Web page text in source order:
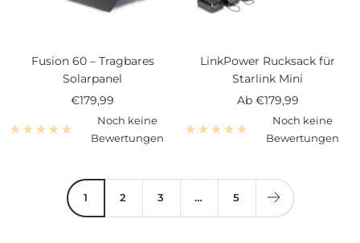
Fusion 60 – Tragbares
Solarpanel
Angebotspreis
€179,99
Noch keine
Bewertungen
LinkPower Rucksack für
Starlink Mini
Angebotspreis
Ab €179,99
Noch keine
Bewertungen
1 2 3 … 5